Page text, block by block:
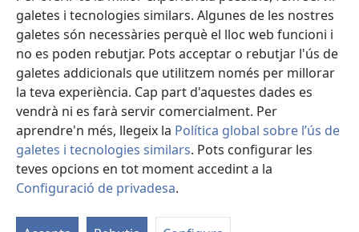
galetes i tecnologies similars. Algunes de les nostres
galetes són necessàries perquè el lloc web funcioni i
no es poden rebutjar. Pots acceptar o rebutjar l'ús de
galetes addicionals que utilitzem només per millorar
la teva experiència. Cap part d'aquestes dades es
vendrà ni es farà servir comercialment. Per
aprendre'n més, llegeix la Política global sobre l’ús de
galetes i tecnologies similars. Pots configurar les
teves opcions en tot moment accedint a la
Configuració de privadesa.
nova)
BIBLIOTECA EN LÍNIA Watchtower™
(obre
una
finestra
nova)
JW Hub
(obre
una
finestra
®
Copyright© 2026 Watch Tower Bible and Tract Society of Pennsylvania.
CONDICIONS D'ÚS|POLÍTICA DE PRIVADESA